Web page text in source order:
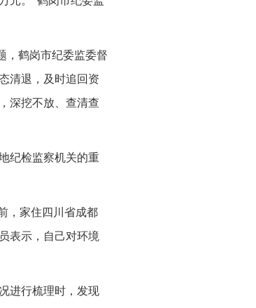
，鹤岗市纪委监委督
清退，及时追回资
深挖不放、查清查
纪检监察机关的重
，家住四川省成都
表示，自己对环境
进行梳理时，发现